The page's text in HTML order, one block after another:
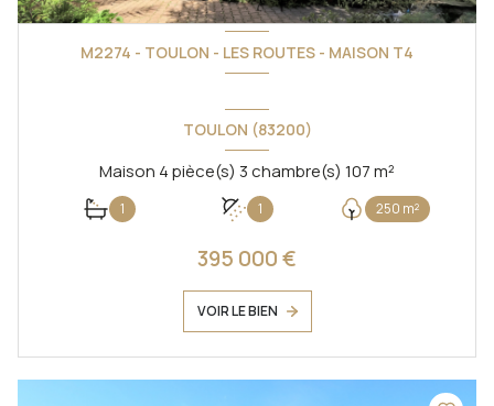
M2274 - TOULON - LES ROUTES - MAISON T4
TOULON (83200)
Maison 4 pièce(s) 3 chambre(s) 107 m²
1 1 250 m²
395 000 €
VOIR LE BIEN